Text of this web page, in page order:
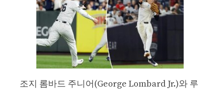
조지 롬바드 주니어(George Lombard Jr.)와 루